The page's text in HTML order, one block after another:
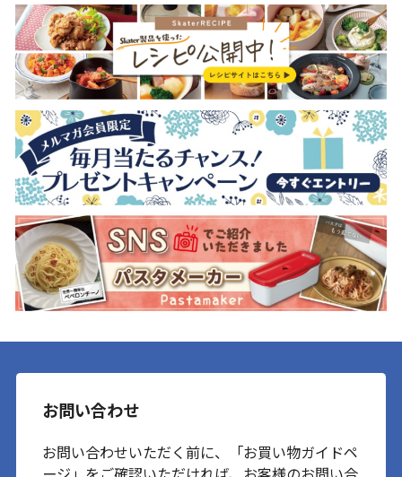
お問い合わせ
お問い合わせいただく前に、「お買い物ガイドペ